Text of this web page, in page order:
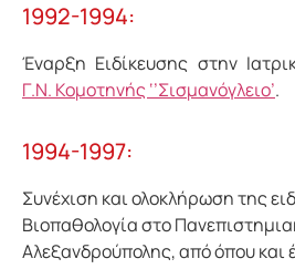
1992-1994:
Έναρξη Ειδίκευσης στην
Γ.Ν. Κομοτηνής ‘’Σισμανόγλειο’.
1994-1997:
Συνέχιση και ολοκλήρωση της
Βιοπαθολογία στο
Αλεξανδρούπολης, από όπου και